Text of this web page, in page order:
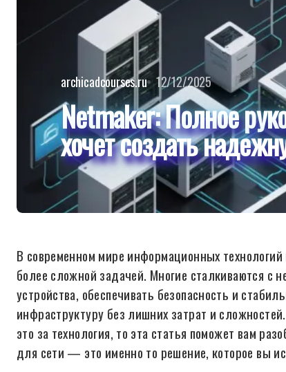
archicadcourses.ru 12/12/2025
Netmaker: Полное
хочет создать
В современном мире информационных
более сложной задачей. Многие сталкиваются с
устройства, обеспечивать безопасность и
инфраструктуру без лишних затрат и
это за технология, то эта статья поможет вам
для сети — это именно то решение, которое вы